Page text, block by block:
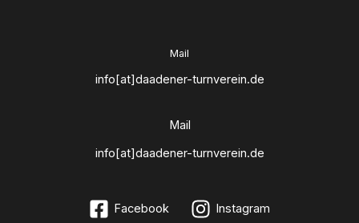
Mail
info[at]daadener-turnverein.de
Mail
info[at]daadener-turnverein.de
Facebook Instagram